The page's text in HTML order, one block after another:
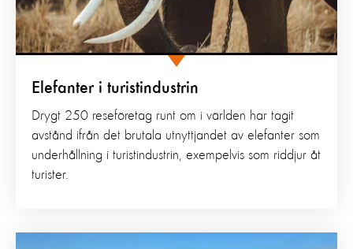
Elefanter i turistindustrin
Drygt 250 reseföretag runt om i världen har tagit
avstånd ifrån det brutala utnyttjandet av elefanter som
underhållning i turistindustrin, exempelvis som riddjur åt
turister.